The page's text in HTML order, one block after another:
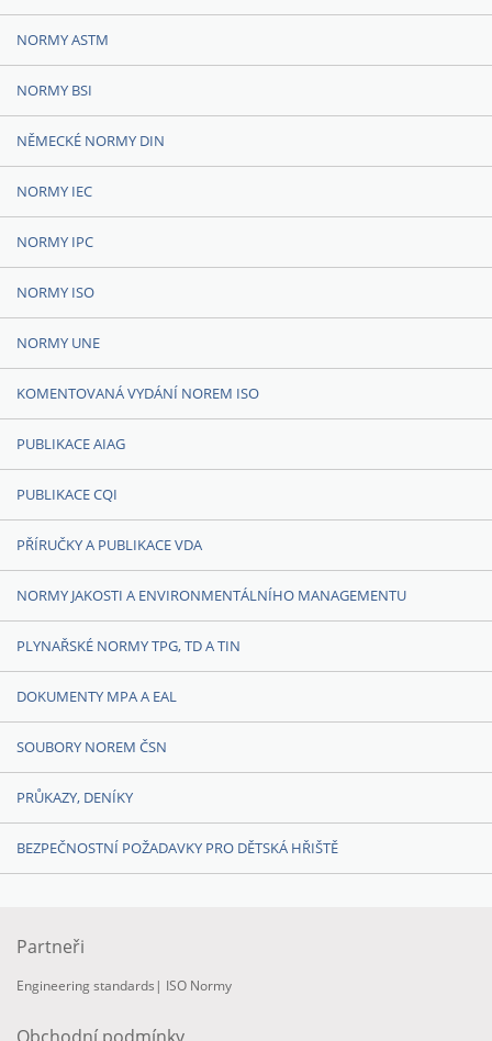
NORMY ASTM
NORMY BSI
NĚMECKÉ NORMY DIN
NORMY IEC
NORMY IPC
NORMY ISO
NORMY UNE
KOMENTOVANÁ VYDÁNÍ NOREM ISO
PUBLIKACE AIAG
PUBLIKACE CQI
PŘÍRUČKY A PUBLIKACE VDA
NORMY JAKOSTI A ENVIRONMENTÁLNÍHO MANAGEMENTU
PLYNAŘSKÉ NORMY TPG, TD A TIN
DOKUMENTY MPA A EAL
SOUBORY NOREM ČSN
PRŮKAZY, DENÍKY
BEZPEČNOSTNÍ POŽADAVKY PRO DĚTSKÁ HŘIŠTĚ
Partneři
Engineering standards | ISO Normy